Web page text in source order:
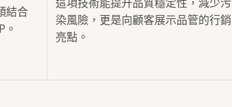
結合
染風險，更是向顧客展示品管的行銷
亮點。